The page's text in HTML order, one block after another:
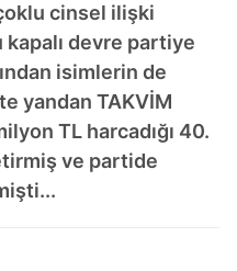
cinsel ilişki
kapalı devre partiye
isimlerin de
yandan TAKVİM
TL harcadığı 40.
ve partide